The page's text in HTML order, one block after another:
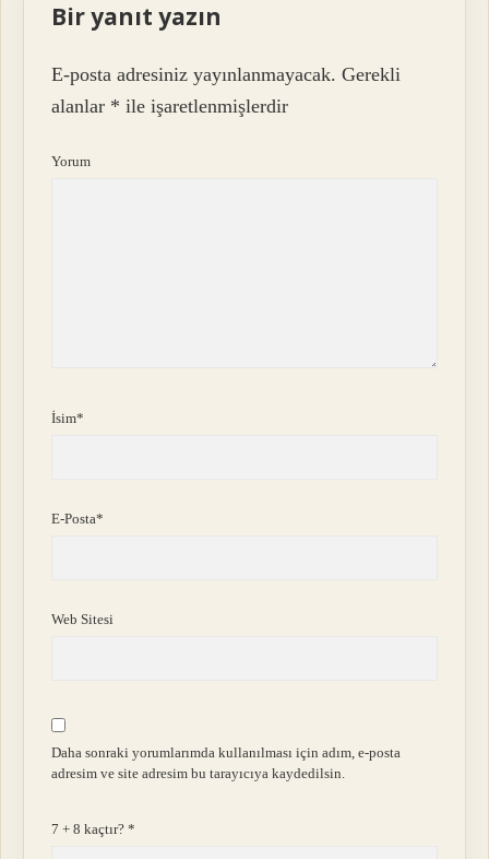
Bir yanıt yazın
E-posta adresiniz yayınlanmayacak. Gerekli
alanlar * ile işaretlenmişlerdir
Yorum
İsim*
E-Posta*
Web Sitesi
Daha sonraki yorumlarımda kullanılması için adım, e-posta
adresim ve site adresim bu tarayıcıya kaydedilsin.
7 + 8 kaçtır?*